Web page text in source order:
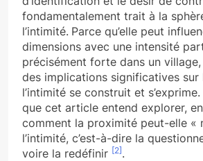
fondamentalement trait à la
l’intimité. Parce qu’elle peut
dimensions avec une intensité
précisément forte dans un
des implications significatives sur
l’intimité se construit et s’exprime.
que cet article entend explorer,
comment la proximité peut-elle «
l’intimité, c’est-à-dire la
voire la redéfinir [2] .